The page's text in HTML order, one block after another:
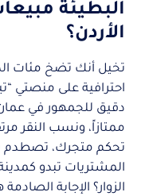
البطيئة
الأردن؟
تخيل أنك تضخ مئات
احترافية على منصتي
دقيق للجمهور في عمان،
ممتازاً، ونسب النقر
تحكم متجرك، تصطدم
المشتريات تبدو
الزوار؟ الإجابة